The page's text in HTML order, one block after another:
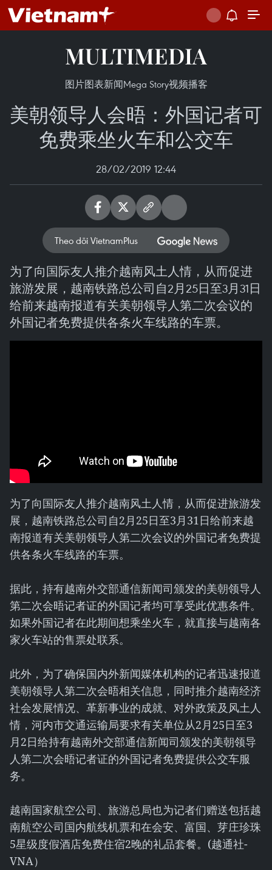
MULTIMEDIA
图片图表新闻Mega Story视频播客
美朝领导人会晤：外国记者可
免费乘坐火车和公交车
28/02/2019 12:44
Theo dõi VietnamPlus
为了向国际友人推介越南风土人情，从而促进
旅游发展，越南铁路总公司自2月25日至3月31日
给前来越南报道有关美朝领导人第二次会议的
外国记者免费提供各条火车线路的车票。
为了向国际友人推介越南风土人情，从而促进旅游发
展，越南铁路总公司自2月25日至3月31日给前来越
南报道有关美朝领导人第二次会议的外国记者免费提
供各条火车线路的车票。
据此，持有越南外交部通信新闻司颁发的美朝领导人
第二次会晤记者证的外国记者均可享受此优惠条件。
如果外国记者在此期间想乘坐火车，就直接与越南各
家火车站的售票处联系。
此外，为了确保国内外新闻媒体机构的记者迅速报道
美朝领导人第二次会晤相关信息，同时推介越南经济
社会发展情况、革新事业的成就、对外政策及风土人
情，河内市交通运输局要求有关单位从2月25日至3
月2日给持有越南外交部通信新闻司颁发的美朝领导
人第二次会晤记者证的外国记者免费提供公交车服
务。
越南国家航空公司、旅游总局也为记者们赠送包括越
南航空公司国内航线机票和在会安、富国、芽庄珍珠
5星级度假酒店免费住宿2晚的礼品套餐。(越通社-
VNA）